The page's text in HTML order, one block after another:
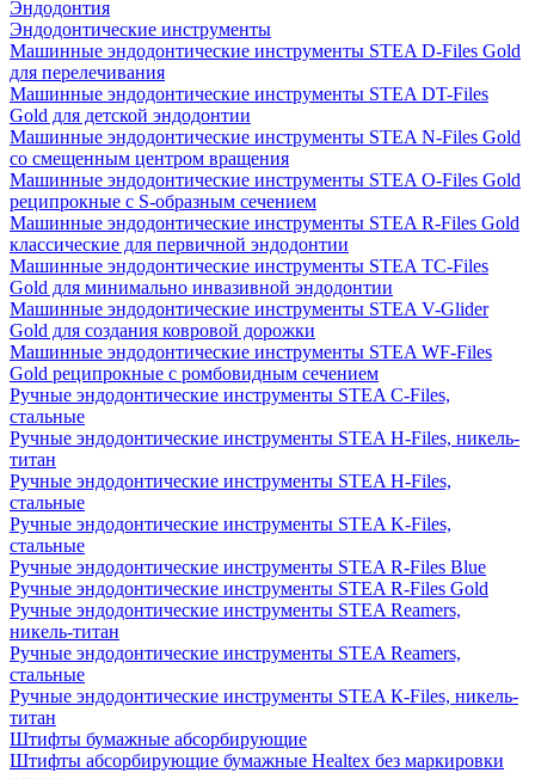
Эндодонтия
Эндодонтические инструменты
Машинные эндодонтические инструменты STEA D-Files Gold
для перелечивания
Машинные эндодонтические инструменты STEA DT-Files
Gold для детской эндодонтии
Машинные эндодонтические инструменты STEA N-Files Gold
со смещенным центром вращения
Машинные эндодонтические инструменты STEA O-Files Gold
реципрокные с S-образным сечением
Машинные эндодонтические инструменты STEA R-Files Gold
классические для первичной эндодонтии
Машинные эндодонтические инструменты STEA TC-Files
Gold для минимально инвазивной эндодонтии
Машинные эндодонтические инструменты STEA V-Glider
Gold для создания ковровой дорожки
Машинные эндодонтические инструменты STEA WF-Files
Gold реципрокные с ромбовидным сечением
Ручные эндодонтические инструменты STEA C-Files,
стальные
Ручные эндодонтические инструменты STEA H-Files, никель-
титан
Ручные эндодонтические инструменты STEA H-Files,
стальные
Ручные эндодонтические инструменты STEA K-Files,
стальные
Ручные эндодонтические инструменты STEA R-Files Blue
Ручные эндодонтические инструменты STEA R-Files Gold
Ручные эндодонтические инструменты STEA Reamers,
никель-титан
Ручные эндодонтические инструменты STEA Reamers,
стальные
Ручные эндодонтические инструменты STEA К-Files, никель-
титан
Штифты бумажные абсорбирующие
Штифты абсорбирующие бумажные Healtex без маркировки